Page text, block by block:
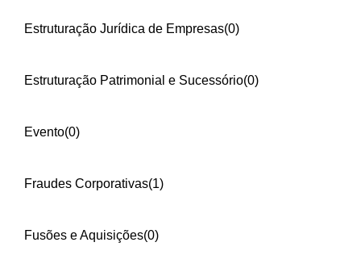
Estruturação Jurídica de Empresas(0)
Estruturação Patrimonial e Sucessório(0)
Evento(0)
Fraudes Corporativas(1)
Fusões e Aquisições(0)